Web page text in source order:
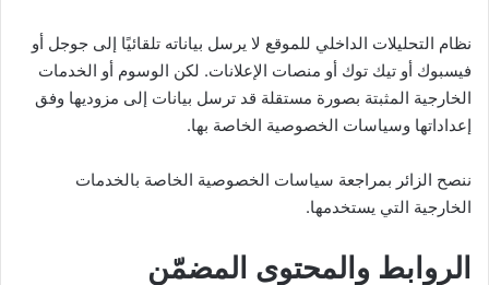
نظام التحليلات الداخلي للموقع لا يرسل بياناته تلقائيًا إلى جوجل أو
فيسبوك أو تيك توك أو منصات الإعلانات. لكن الوسوم أو الخدمات
الخارجية المثبتة بصورة مستقلة قد ترسل بيانات إلى مزوديها وفق
إعداداتها وسياسات الخصوصية الخاصة بها.
ننصح الزائر بمراجعة سياسات الخصوصية الخاصة بالخدمات
الخارجية التي يستخدمها.
الروابط والمحتوى المضمّن